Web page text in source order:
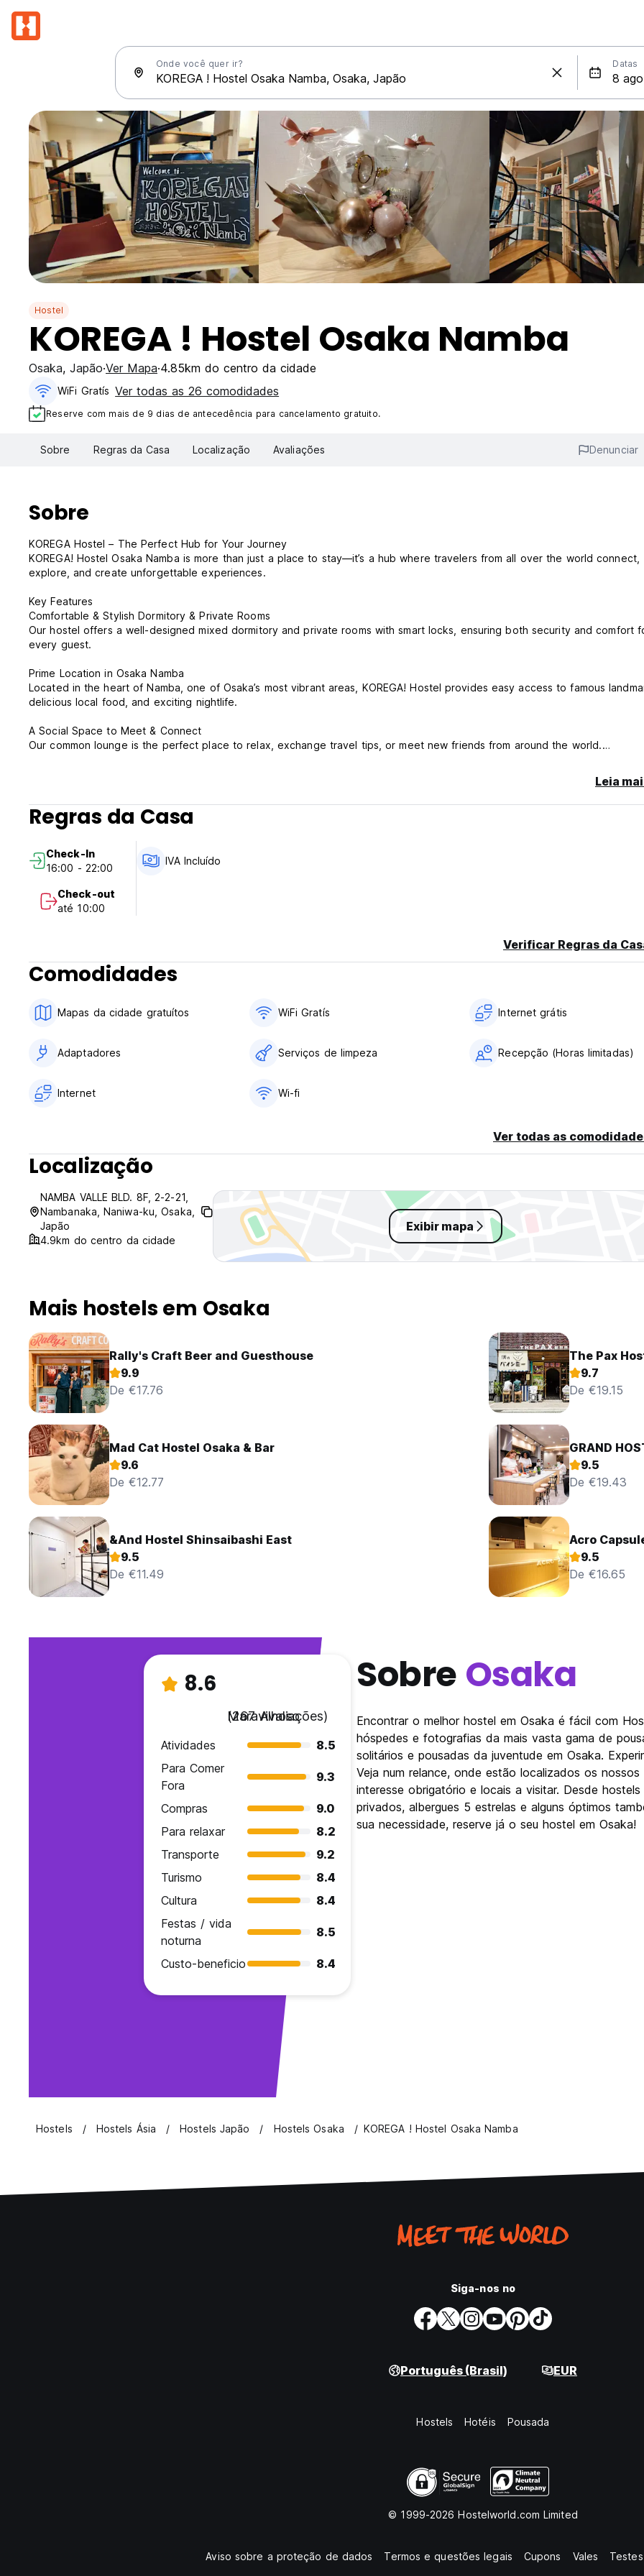
Onde você quer ir? Datas
Hostel
KOREGA ! Hostel Osaka Namba
Osaka, Japão Ver Mapa 4.85km do centro da cidade
WiFi Gratís Ver todas as 26 comodidades
Reserve com mais de 9 dias de antecedência para cancelamento gratuito.
Sobre Regras da Casa Localização Avaliações Denunciar
Sobre
KOREGA Hostel – The Perfect Hub for Your Journey
KOREGA! Hostel Osaka Namba is more than just a place to stay—it’s a hub where travelers from all over the world connect,
explore, and create unforgettable experiences.
Key Features
Comfortable & Stylish Dormitory & Private Rooms
Our hostel offers a well-designed mixed dormitory and private rooms with smart locks, ensuring both security and comfort
every guest.
Prime Location in Osaka Namba
Located in the heart of Namba, one of Osaka’s most vibrant areas, KOREGA! Hostel provides easy access to famous
delicious local food, and exciting nightlife.
A Social Space to Meet & Connect
Our common lounge is the perfect place to relax, exchange travel tips, or meet new friends from around the world.
Work-Friendly Environment
For digital nomads and business travelers, we provide free Wi-Fi.
Exclusive Local Experiences
Discover hidden gems in Osaka with our curated travel guides and recommendations from our friendly staff.
Come and experience the unique vibe of KOREGA! Hostel—where your journey truly begins!
Leia
Regras da Casa
Check-In
16:00 - 22:00
Check-out
até 10:00
IVA Incluído
Verificar Regras da
Comodidades
Mapas da cidade gratuítos WiFi Gratís Internet grátis
Adaptadores Serviços de limpeza Recepção (Horas limitadas)
Internet Wi-fi
Ver todas as
Localização
NAMBA VALLE BLD. 8F, 2-2-21,
Nambanaka, Naniwa-ku, Osaka,
Japão
4.9km do centro da cidade
Exibir mapa
Mais hostels em Osaka
Rally's Craft Beer and Guesthouse
9.9
De €17.76
The Pax
9.7
De €19.15
Mad Cat Hostel Osaka & Bar
9.6
De €12.77
GRAND
9.5
De €19.43
&And Hostel Shinsaibashi East
9.5
De €11.49
Acro
9.5
De €16.65
8.6
Maravilhoso
(267 Avaliações)
Atividades
8.5
Para Comer
Fora
9.3
Compras
9.0
Para relaxar
8.2
Transporte
9.2
Turismo
8.4
Cultura
8.4
Festas / vida
noturna
8.5
Custo-beneficio 8.4
Sobre Osaka
Encontrar o melhor hostel em Osaka é fácil com
hóspedes e fotografias da mais vasta gama de
solitários e pousadas da juventude em Osaka.
Veja num relance, onde estão localizados os
interesse obrigatório e locais a visitar. Desde
privados, albergues 5 estrelas e alguns óptimos
sua necessidade, reserve já o seu hostel em Osaka!
Hostels Hostels Ásia Hostels Japão Hostels Osaka KOREGA ! Hostel Osaka Namba
Siga-nos no
Português (Brasil) EUR
Hostels Hotéis Pousada
© 1999-2026 Hostelworld.com Limited
Aviso sobre a proteção de dados Termos e questões legais Cupons Vales